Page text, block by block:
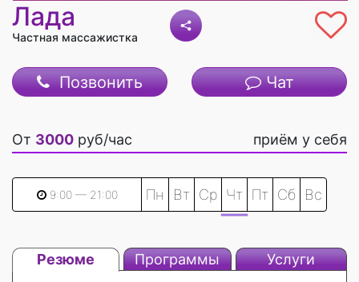
Лада
Частная массажистка
Позвонить Чат
От 3000 руб/час приём у себя
9:00 — 21:00 Пн Вт Ср Чт Пт Сб Вс
Резюме Программы Услуги